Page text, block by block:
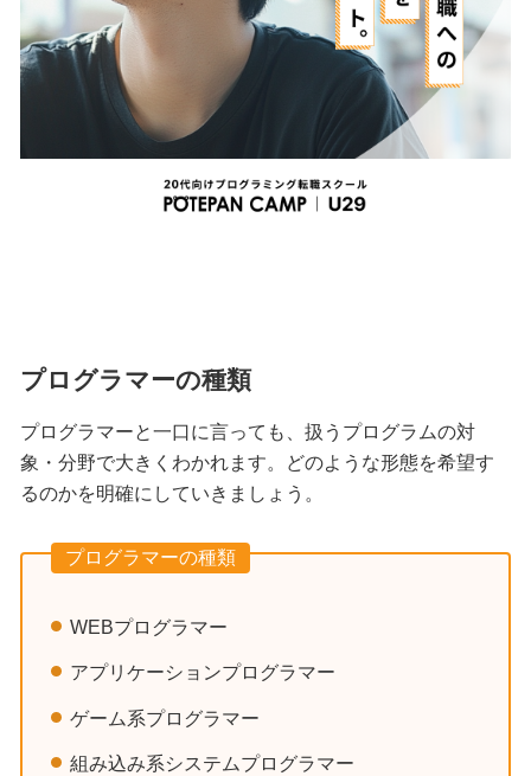
プログラマーの種類
プログラマーと一口に言っても、扱うプログラムの対
象・分野で大きくわかれます。どのような形態を希望す
るのかを明確にしていきましょう。
プログラマーの種類
WEBプログラマー
アプリケーションプログラマー
ゲーム系プログラマー
組み込み系システムプログラマー